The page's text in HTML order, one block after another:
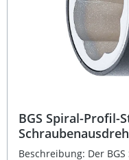
BGS Spiral-Profil-
SW 19 mm
Beschreibung: Der